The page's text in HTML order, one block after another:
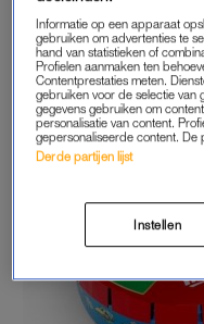
regenwormen en
dwarsbomen. Door het
meenemen in je
Informatie op een apparaat
gebruiken om advertenties te
hand van statistieken of
Profielen aanmaken ten
Contentprestaties meten.
gebruiken voor de selectie van
gegevens gebruiken om
personalisatie van content.
gepersonaliseerde content. De
Derde partijen lijst
Instellen